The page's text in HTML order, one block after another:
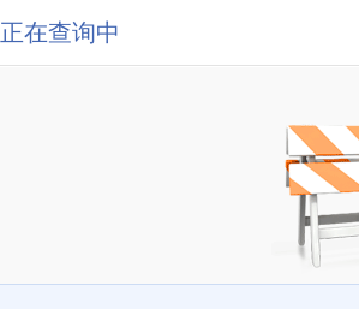
正在查询中